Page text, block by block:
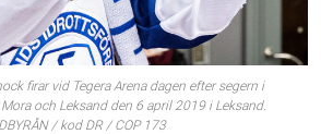
firar vid Tegera Arena dagen efter segern i
och Leksand den 6 april 2019 i Leksand.
/ kod DR / COP 173